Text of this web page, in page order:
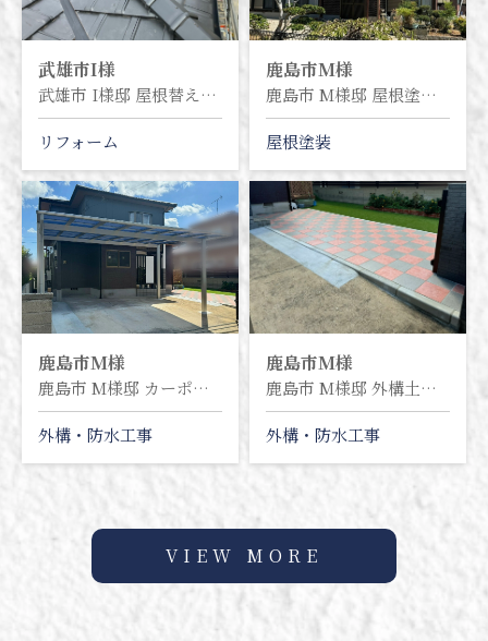
武雄市I様
武雄市 I様邸 屋根替え工事
リフォーム
鹿島市M様
鹿島市 M様邸 屋根塗装塗り替え工事
屋根塗装
鹿島市M様
鹿島市 M様邸 カーポート交換工事
外構・防水工事
鹿島市M様
鹿島市 M様邸 外構土間タイル工事
外構・防水工事
VIEW MORE